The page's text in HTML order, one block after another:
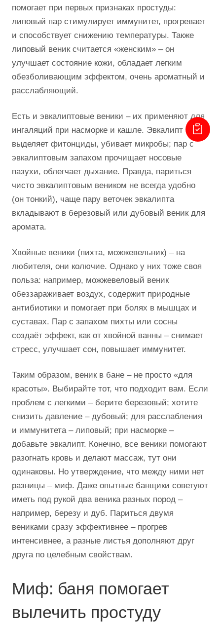
помогает при первых признаках простуды:
липовый пар стимулирует иммунитет, прогревает
и способствует снижению температуры. Также
липовый веник считается «женским» – он
улучшает состояние кожи, обладает легким
обезболивающим эффектом, очень ароматный и
расслабляющий.
Есть и эвкалиптовые веники – их применяют для
ингаляций при насморке и кашле. Эвкалипт
выделяет фитонциды, убивает микробы; пар с
эвкалиптовым запахом прочищает носовые
пазухи, облегчает дыхание. Правда, париться
чисто эвкалиптовым веником не всегда удобно
(он тонкий), чаще пару веточек эвкалипта
вкладывают в березовый или дубовый веник для
аромата.
Хвойные веники (пихта, можжевельник) – на
любителя, они колючие. Однако у них тоже своя
польза: например, можжевеловый веник
обеззараживает воздух, содержит природные
антибиотики и помогает при болях в мышцах и
суставах. Пар с запахом пихты или сосны
создаёт эффект, как от хвойной ванны – снимает
стресс, улучшает сон, повышает иммунитет.
Таким образом, веник в бане – не просто «для
красоты». Выбирайте тот, что подходит вам. Если
проблем с легкими – берите березовый; хотите
снизить давление – дубовый; для расслабления
и иммунитета – липовый; при насморке –
добавьте эвкалипт. Конечно, все веники помогают
разогнать кровь и делают массаж, тут они
одинаковы. Но утверждение, что между ними нет
разницы – миф. Даже опытные банщики советуют
иметь под рукой два веника разных пород –
например, березу и дуб. Париться двумя
вениками сразу эффективнее – прогрев
интенсивнее, а разные листья дополняют друг
друга по целебным свойствам.
Миф: баня помогает
вылечить простуду